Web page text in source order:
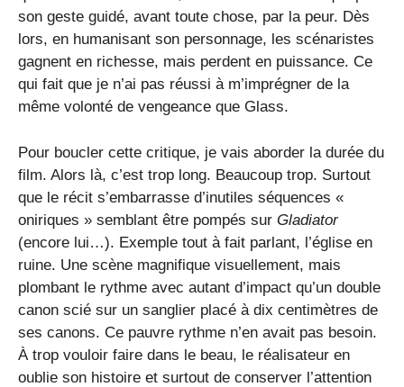
son geste guidé, avant toute chose, par la peur. Dès
lors, en humanisant son personnage, les scénaristes
gagnent en richesse, mais perdent en puissance. Ce
qui fait que je n’ai pas réussi à m’imprégner de la
même volonté de vengeance que Glass.
Pour boucler cette critique, je vais aborder la durée du
film. Alors là, c’est trop long. Beaucoup trop. Surtout
que le récit s’embarrasse d’inutiles séquences «
oniriques » semblant être pompés sur Gladiator
(encore lui…). Exemple tout à fait parlant, l’église en
ruine. Une scène magnifique visuellement, mais
plombant le rythme avec autant d’impact qu’un double
canon scié sur un sanglier placé à dix centimètres de
ses canons. Ce pauvre rythme n’en avait pas besoin.
À trop vouloir faire dans le beau, le réalisateur en
oublie son histoire et surtout de conserver l’attention